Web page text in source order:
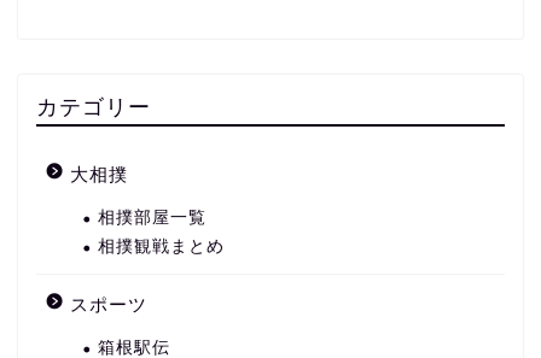
カテゴリー
大相撲
相撲部屋一覧
相撲観戦まとめ
スポーツ
箱根駅伝